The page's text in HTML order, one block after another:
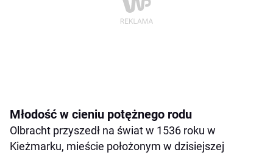
Młodość w cieniu potężnego rodu
Olbracht przyszedł na świat w 1536 roku w
Kieżmarku, mieście położonym w dzisiejszej